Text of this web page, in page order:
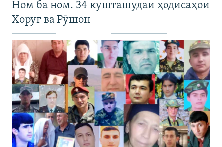
Ном ба ном. 34 кушташудаи ҳодисаҳои
Хоруғ ва Рӯшон